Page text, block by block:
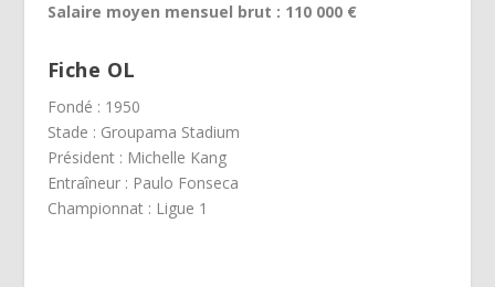
Salaire moyen mensuel brut : 110 000 €
Fiche OL
Fondé : 1950
Stade : Groupama Stadium
Président : Michelle Kang
Entraîneur : Paulo Fonseca
Championnat : Ligue 1